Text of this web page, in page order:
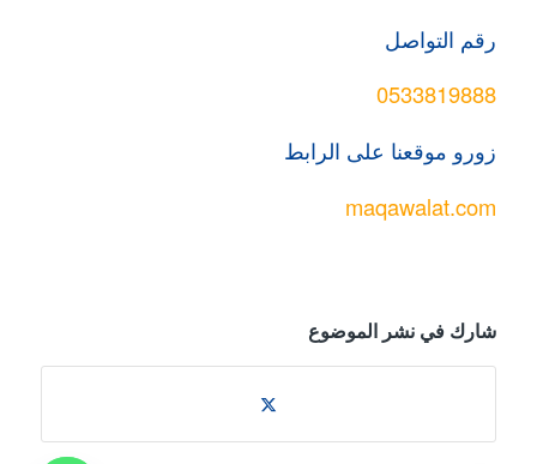
رقم التواصل
0533819888
زورو موقعنا على الرابط
maqawalat.com
شارك في نشر الموضوع